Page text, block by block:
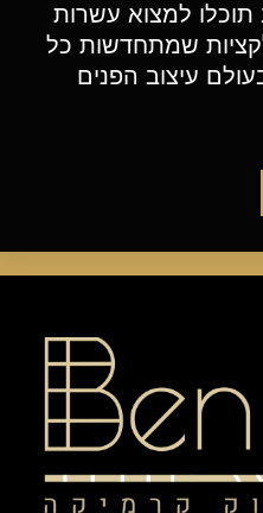
למצוא עשרות
שמתחדשות כל
עיצוב הפנים